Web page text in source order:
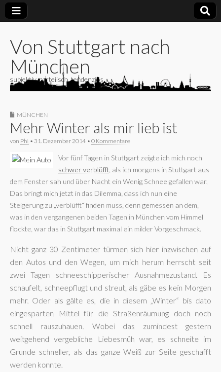
Von Stuttgart nach
München
subjektiv, parteiisch, tendenziös
MÜNCHEN
Mehr Winter als mir lieb ist
von Phi • 31. Dezember 2014 • 0 Kommentare
Vor fünf Tagen in Stuttgart zeigte ich mich noch
schwer verblüfft , als ich morgens in Stuttgart aus
dem Fenster sah und über Nacht ein Wenig Schnee gefallen war.
Das bringt mich jetzt in das Dilemma, dass ich nun eine
Steigerung zu „verblüfft“ finden muss, denn gemessen an dem,
was in den vergangenen beiden Tagen in München vom Himmel
flockte, war das in Stuttgart maximal ein milder Vorgeschmack.
Nicht ganz 30 Zentimeter türmen sich hier inzwischen auf
den Autos und den Wegen, um mich herum herrscht seit
zwei Tagen schneeschipperischer Ausnahmezustand. Es
schaufelt, schneepflugt und streut, als gäbe es kein Morgen
mehr. Oder als gälte es, die in diesem „Winter“ bis dato
eingesparten Mittel für die Straßenräumung doch noch
schnell rauszuhauen. Wobei das zumindest gestern
weitgehend vergebliche Liebesmüh war, es schneite im
Grunde schneller, als das ganze Weiß zur Seite geschafft
werden konnte.